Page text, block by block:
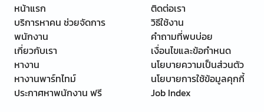
หน้าแรก
บริการหาคน ช่วยจัดการ
พนักงาน
เกี่ยวกับเรา
หางาน
หางานพาร์ทไทม์
ประกาศหาพนักงาน ฟรี
ติดต่อเรา
วิธีใช้งาน
คำถามที่พบบ่อย
เงื่อนไขและข้อกำหนด
นโยบายความเป็นส่วนตัว
นโยบายการใช้ข้อมูลคุกกี้
Job Index